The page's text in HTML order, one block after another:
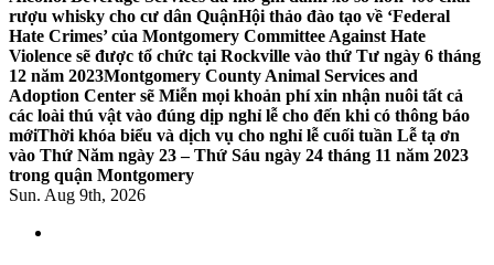
rượu whisky cho cư dân QuậnHội thảo đào tạo về ‘Federal
Hate Crimes’ của Montgomery Committee Against Hate
Violence sẽ được tổ chức tại Rockville vào thứ Tư ngày 6 tháng
12 năm 2023Montgomery County Animal Services and
Adoption Center sẽ Miễn mọi khoản phí xin nhận nuôi tất cả
các loài thú vật vào đúng dịp nghỉ lễ cho đến khi có thông báo
mớiThời khóa biểu và dịch vụ cho nghỉ lễ cuối tuần Lễ tạ ơn
vào Thứ Năm ngày 23 – Thứ Sáu ngày 24 tháng 11 năm 2023
trong quận Montgomery
Sun. Aug 9th, 2026